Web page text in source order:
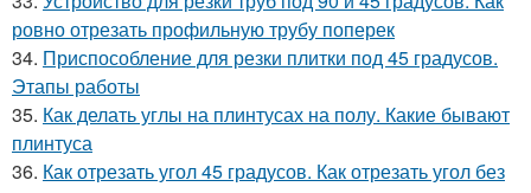
ровно отрезать профильную трубу поперек
34. Приспособление для резки плитки под 45 градусов.
Этапы работы
35. Как делать углы на плинтусах на полу. Какие бывают
плинтуса
36. Как отрезать угол 45 градусов. Как отрезать угол без